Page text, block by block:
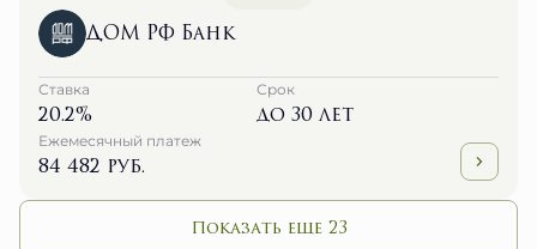
Ставка
20.2% до 30 лет
Ежемесячный платеж
84 482 руб.